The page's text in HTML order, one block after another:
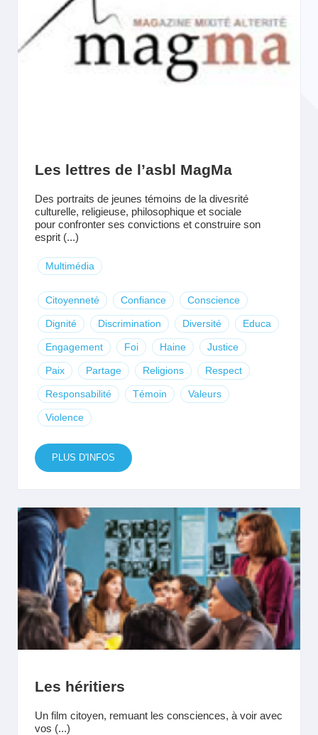
Les lettres de l’asbl MagMa
Des portraits de jeunes témoins de la divesrité
culturelle, religieuse, philosophique et sociale
pour confronter ses convictions et construire son
esprit (...)
Multimédia
Citoyenneté Confiance Conscience
Dignité Discrimination Diversité Educa
Engagement Foi Haine Justice
Paix Partage Religions Respect
Responsabilité Témoin Valeurs
Violence
PLUS D'INFOS
Les héritiers
Un film citoyen, remuant les consciences, à voir avec
vos (...)